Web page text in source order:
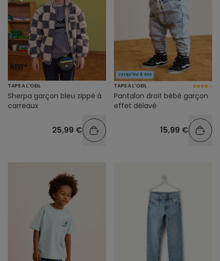
TAPE A L'OEIL
Sherpa garçon bleu zippé à
carreaux
25,99 €
Jusqu'au 4 ans
TAPE A L'OEIL
Pantalon droit bébé garçon
effet délavé
15,99 €